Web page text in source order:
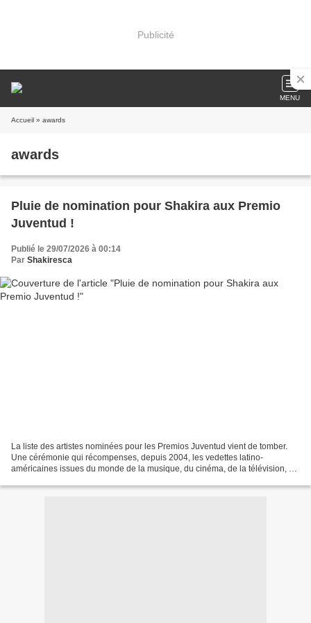
Publicité
MENU
Accueil » awards
awards
Pluie de nomination pour Shakira aux Premio
Juventud !
Publié le 29/07/2026 à 00:14
Par Shakiresca
La liste des artistes nominées pour les Premios Juventud vient de tomber.
Une cérémonie qui récompenses, depuis 2004, les vedettes latino-
américaines issues du monde de la musique, du cinéma, de la télévision, du